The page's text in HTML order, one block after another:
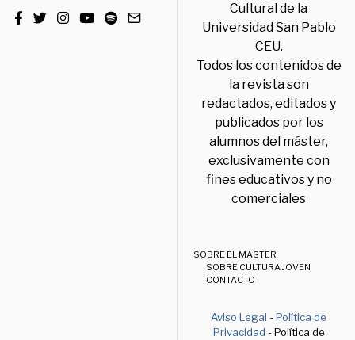
Cultural de la
Universidad San Pablo
CEU.
Todos los contenidos de
la revista son
redactados, editados y
publicados por los
alumnos del máster,
exclusivamente con
fines educativos y no
comerciales
SOBRE EL MÁSTER
SOBRE CULTURA JOVEN
CONTACTO
Aviso Legal -Política de
Privacidad - Política de